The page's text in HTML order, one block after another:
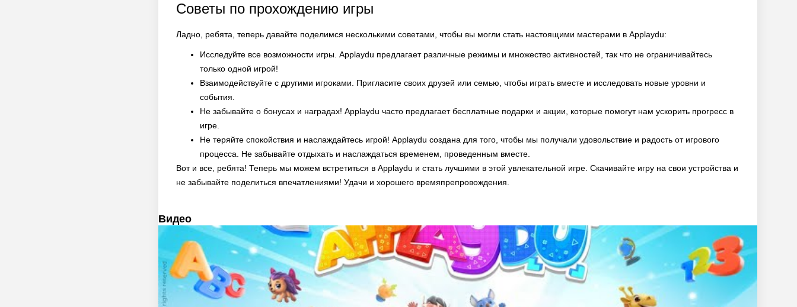
Советы по прохождению игры
Ладно, ребята, теперь давайте поделимся несколькими советами, чтобы вы могли стать настоящими мастерами в Applaydu:
Исследуйте все возможности игры. Applaydu предлагает различные режимы и множество активностей, так что не ограничивайтесь
только одной игрой!
Взаимодействуйте с другими игроками. Пригласите своих друзей или семью, чтобы играть вместе и исследовать новые уровни и
события.
Не забывайте о бонусах и наградах! Applaydu часто предлагает бесплатные подарки и акции, которые помогут нам ускорить прогресс в
игре.
Не теряйте спокойствия и наслаждайтесь игрой! Applaydu создана для того, чтобы мы получали удовольствие и радость от игрового
процесса. Не забывайте отдыхать и наслаждаться временем, проведенным вместе.
Вот и все, ребята! Теперь мы можем встретиться в Applaydu и стать лучшими в этой увлекательной игре. Скачивайте игру на свои устройства и
не забывайте поделиться впечатлениями! Удачи и хорошего времяпрепровождения.
Видео